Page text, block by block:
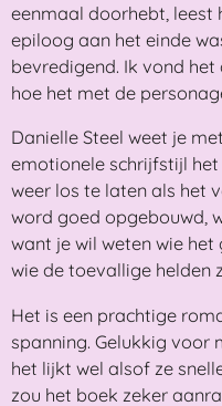
eenmaal doorhebt, leest
epiloog aan het einde
bevredigend. Ik vond
hoe het met de
Danielle Steel weet je
emotionele schrijfstijl
weer los te laten als het
word goed opgebouwd,
want je wil weten wie
wie de toevallige helden
Het is een prachtige
spanning. Gelukkig voor
het lijkt wel alsof ze
zou het boek zeker